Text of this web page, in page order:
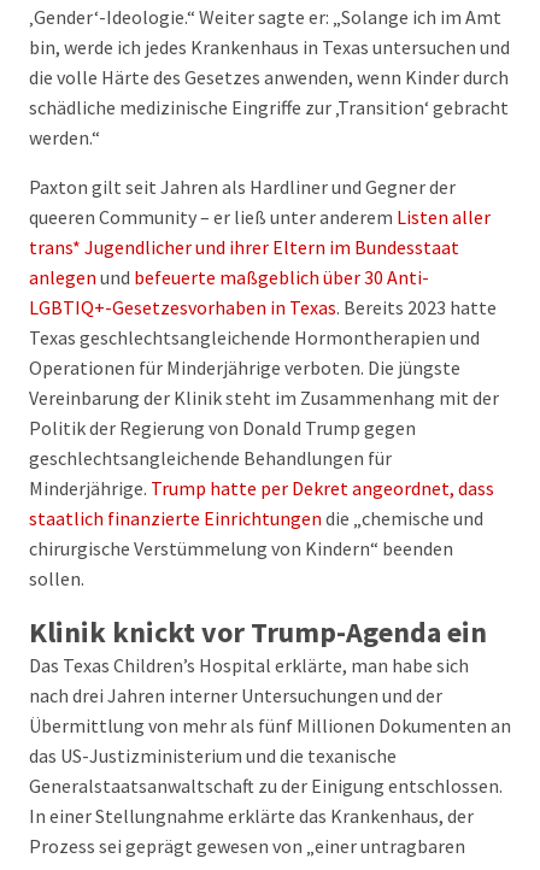
‚Gender‘-Ideologie.“ Weiter sagte er: „Solange ich im Amt
bin, werde ich jedes Krankenhaus in Texas untersuchen und
die volle Härte des Gesetzes anwenden, wenn Kinder durch
schädliche medizinische Eingriffe zur ‚Transition‘ gebracht
werden.“
Paxton gilt seit Jahren als Hardliner und Gegner der
queeren Community – er ließ unter anderem Listen aller
trans* Jugendlicher und ihrer Eltern im Bundesstaat
anlegen und befeuerte maßgeblich über 30 Anti-
LGBTIQ+-Gesetzesvorhaben in Texas. Bereits 2023 hatte
Texas geschlechtsangleichende Hormontherapien und
Operationen für Minderjährige verboten. Die jüngste
Vereinbarung der Klinik steht im Zusammenhang mit der
Politik der Regierung von Donald Trump gegen
geschlechtsangleichende Behandlungen für
Minderjährige. Trump hatte per Dekret angeordnet, dass
staatlich finanzierte Einrichtungen die „chemische und
chirurgische Verstümmelung von Kindern“ beenden
sollen.
Klinik knickt vor Trump-Agenda ein
Das Texas Children’s Hospital erklärte, man habe sich
nach drei Jahren interner Untersuchungen und der
Übermittlung von mehr als fünf Millionen Dokumenten an
das US-Justizministerium und die texanische
Generalstaatsanwaltschaft zu der Einigung entschlossen.
In einer Stellungnahme erklärte das Krankenhaus, der
Prozess sei geprägt gewesen von „einer untragbaren